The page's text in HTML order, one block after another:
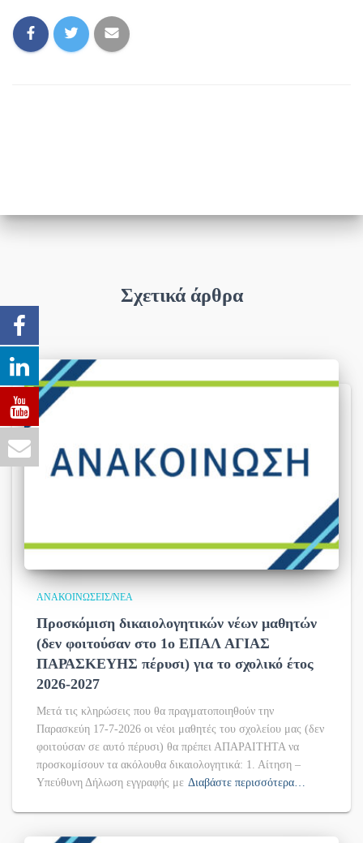
Σχετικά άρθρα
ΑΝΑΚΟΙΝΏΣΕΙΣ/ΝΈΑ
Προσκόμιση δικαιολογητικών νέων μαθητών
(δεν φοιτούσαν στο 1ο ΕΠΑΛ ΑΓΙΑΣ
ΠΑΡΑΣΚΕΥΗΣ πέρυσι) για το σχολικό έτος
2026-2027
Μετά τις κληρώσεις που θα πραγματοποιηθούν την
Παρασκεύη 17-7-2026 οι νέοι μαθητές του σχολείου μας (δεν
φοιτούσαν σε αυτό πέρυσι) θα πρέπει ΑΠΑΡΑΙΤΗΤΑ να
προσκομίσουν τα ακόλουθα δικαιολογητικά: 1. Αίτηση –
Υπεύθυνη Δήλωση εγγραφής με Διαβάστε περισσότερα…